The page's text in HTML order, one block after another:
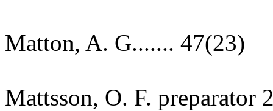
Matton, A. G....... 47(23)
Mattsson, O. F. preparator